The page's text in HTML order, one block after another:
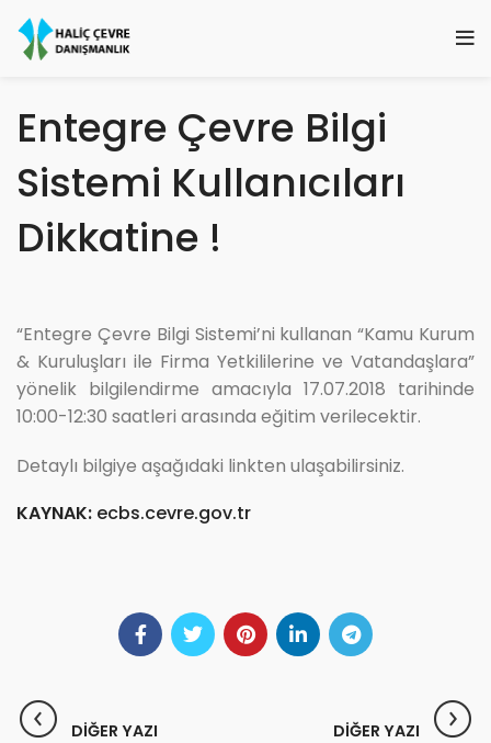
Entegre Çevre Bilgi
Sistemi Kullanıcıları
Dikkatine !
“Entegre Çevre Bilgi Sistemi’ni kullanan “Kamu Kurum
& Kuruluşları ile Firma Yetkililerine ve Vatandaşlara”
yönelik bilgilendirme amacıyla 17.07.2018 tarihinde
10:00-12:30 saatleri arasında eğitim verilecektir.
Detaylı bilgiye aşağıdaki linkten ulaşabilirsiniz.
KAYNAK: ecbs.cevre.gov.tr